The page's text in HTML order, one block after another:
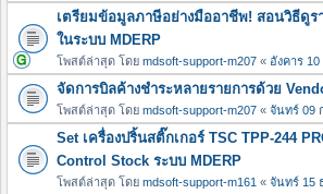
เตรียมข้อมูลภาษีอย่างมืออาชีพ! สอนวิธีดู
ในระบบ MDERP
โพสต์ล่าสุด โดย mdsoft-support-m207 « อังคาร
จัดการบิลค้างชำระหลายรายการด้วย
โพสต์ล่าสุด โดย mdsoft-support-m207 « จันทร์ 09
Set เครื่องปริ้นสติ๊กเกอร์ TSC TPP-244
Control Stock ระบบ MDERP
โพสต์ล่าสุด โดย mdsoft-support-m161 « จันทร์ 15